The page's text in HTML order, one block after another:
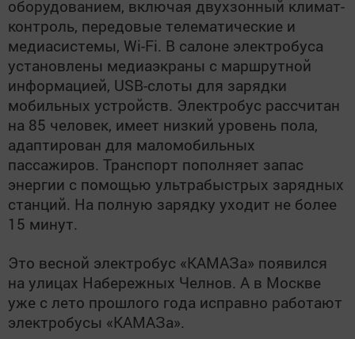
оборудованием, включая двухзонный климат-
контроль, передовые телематические и
медиасистемы, Wi-Fi. В салоне электробуса
установлены медиаэкраны с маршрутной
информацией, USB-слоты для зарядки
мобильных устройств. Электробус рассчитан
на 85 человек, имеет низкий уровень пола,
адаптирован для маломобильных
пассажиров. Транспорт пополняет запас
энергии с помощью ультрабыстрых зарядных
станций. На полную зарядку уходит не более
15 минут.
Это весной электробус «КАМАЗа» появился
на улицах Набережных Челнов. А в Москве
уже с лето прошлого года исправно работают
электробусы «КАМАЗа».